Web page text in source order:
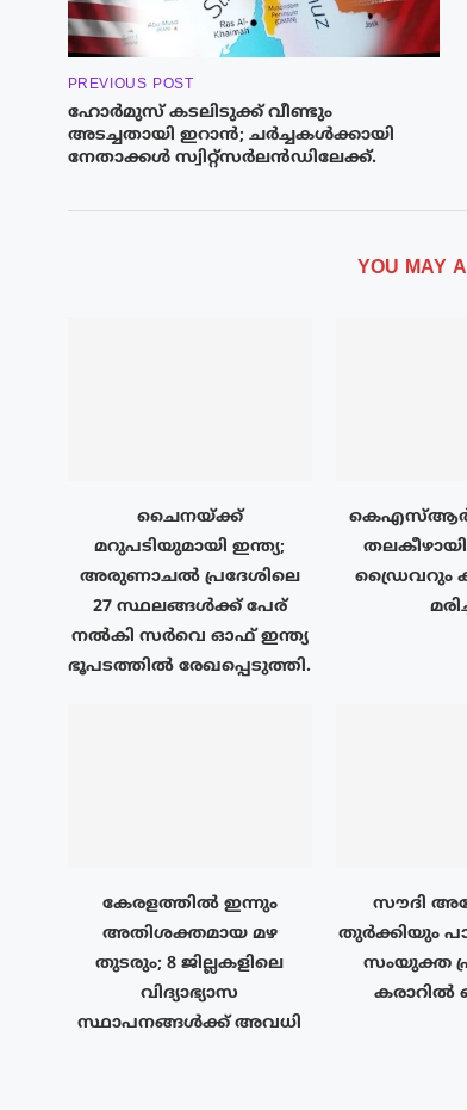
PREVIOUS POST
ഹോർമുസ് കടലിടുക്ക് വീണ്ടും
അടച്ചതായി ഇറാൻ; ചർച്ചകൾക്കായി
നേതാക്കള്‍ സ്വിറ്റ്‌സർലൻഡിലേക്ക്.
YOU MAY
ചൈനയ്ക്ക്
മറുപടിയുമായി ഇന്ത്യ;
അരുണാചൽ പ്രദേശിലെ
27 സ്ഥലങ്ങൾക്ക് പേര്
നൽകി സർവെ ഓഫ് ഇന്ത്യ
ഭൂപടത്തിൽ രേഖപ്പെടുത്തി.
ഡ്രൈവറും
കേരളത്തിൽ ഇന്നും
അതിശക്തമായ മഴ
തുടരും; 8 ജില്ലകളിലെ
വിദ്യാഭ്യാസ
സ്ഥാപനങ്ങൾക്ക് അവധി
സൗദി
തുർക്കിയും
സംയുക്ത
കരാറിൽ